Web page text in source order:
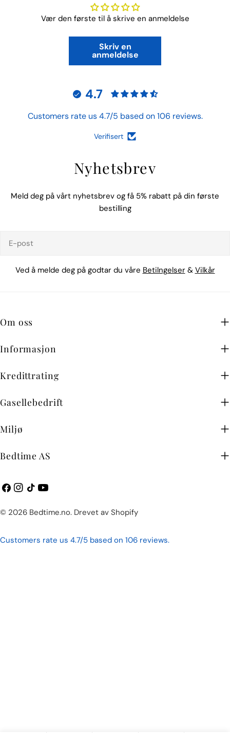
Vær den første til å skrive en anmeldelse
Skriv en
anmeldelse
4.7
Customers rate us 4.7/5 based on 106 reviews.
Verifisert
Nyhetsbrev
Meld deg på vårt nyhetsbrev og få 5% rabatt på din første
bestilling
post
Ved å melde deg på godtar du våre Betilngelser& Vilkår
Om oss
Informasjon
Kredittrating
Gasellebedrift
Miljø
Bedtime AS
Facebook
Instagram
TikTokYouTube
© 2026 Bedtime.no. Drevet av Shopify
Betalingsmetoder
Customers rate us 4.7/5 based on 106 reviews.